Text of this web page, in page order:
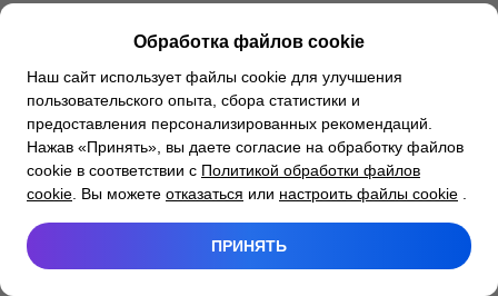
Обработка файлов cookie
Наш сайт использует файлы cookie для улучшения
пользовательского опыта, сбора статистики и
предоставления персонализированных рекомендаций.
Нажав «Принять», вы даете согласие на обработку файлов
cookie в соответствии с Политикой обработки файлов
cookie . Вы можете отказаться или настроить файлы cookie
ПРИНЯТЬ